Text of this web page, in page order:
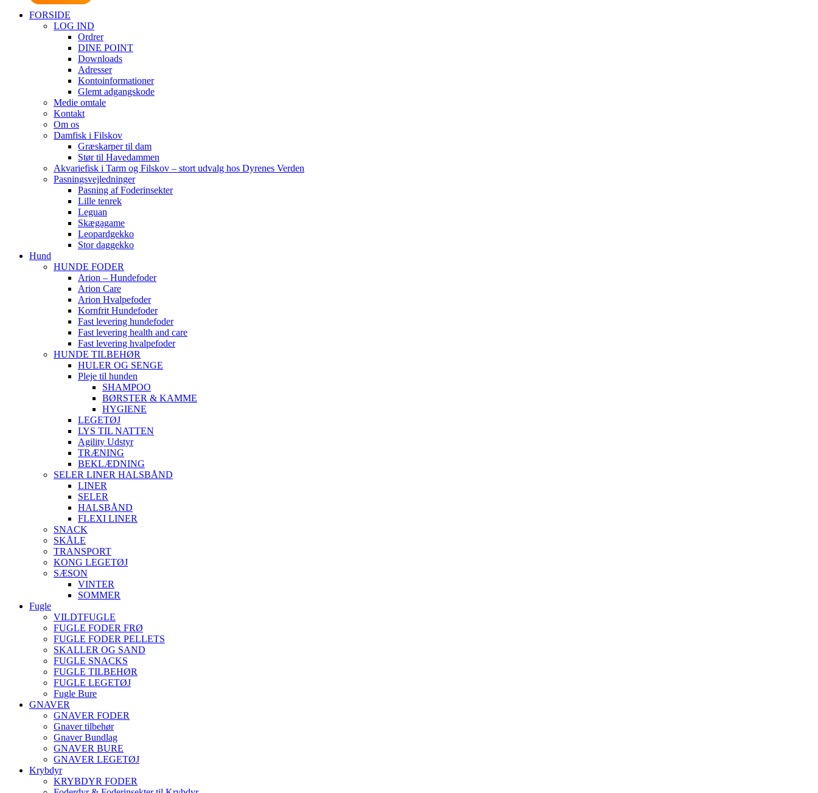
FORSIDE
LOG IND
Ordrer
DINE POINT
Downloads
Adresser
Kontoinformationer
Glemt adgangskode
Medie omtale
Kontakt
Om os
Damfisk i Filskov
Græskarper til dam
Stør til Havedammen
Akvariefisk i Tarm og Filskov – stort udvalg hos Dyrenes Verden
Pasningsvejledninger
Pasning af Foderinsekter
Lille tenrek
Leguan
Skægagame
Leopardgekko
Stor daggekko
Hund
HUNDE FODER
Arion – Hundefoder
Arion Care
Arion Hvalpefoder
Kornfrit Hundefoder
Fast levering hundefoder
Fast levering health and care
Fast levering hvalpefoder
HUNDE TILBEHØR
HULER OG SENGE
Pleje til hunden
SHAMPOO
BØRSTER & KAMME
HYGIENE
LEGETØJ
LYS TIL NATTEN
Agility Udstyr
TRÆNING
BEKLÆDNING
SELER LINER HALSBÅND
LINER
SELER
HALSBÅND
FLEXI LINER
SNACK
SKÅLE
TRANSPORT
KONG LEGETØJ
SÆSON
VINTER
SOMMER
Fugle
VILDTFUGLE
FUGLE FODER FRØ
FUGLE FODER PELLETS
SKALLER OG SAND
FUGLE SNACKS
FUGLE TILBEHØR
FUGLE LEGETØJ
Fugle Bure
GNAVER
GNAVER FODER
Gnaver tilbehør
Gnaver Bundlag
GNAVER BURE
GNAVER LEGETØJ
Krybdyr
KRYBDYR FODER